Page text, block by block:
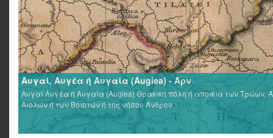
Αυγαί, Αυγέα ή Αυγαία (Augiea) - Αρν
Αυγαί Αυγέα ή Αυγαία (Augiea) Θρακική πόλη ή αποικία των Τρώων,
Αιολών ή των Βοιοτών ή της νήσου Άνδρου